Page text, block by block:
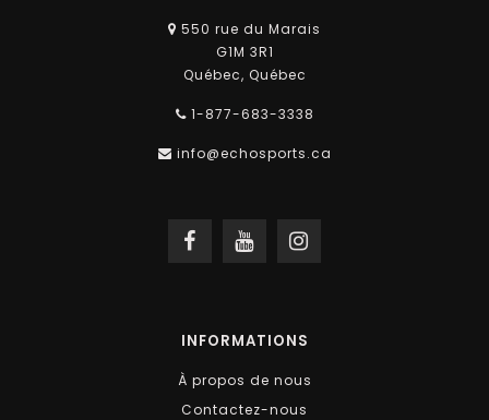
550 rue du Marais
G1M 3R1
Québec, Québec
1-877-683-3338
info@echosports.ca
INFORMATIONS
À propos de nous
Contactez-nous